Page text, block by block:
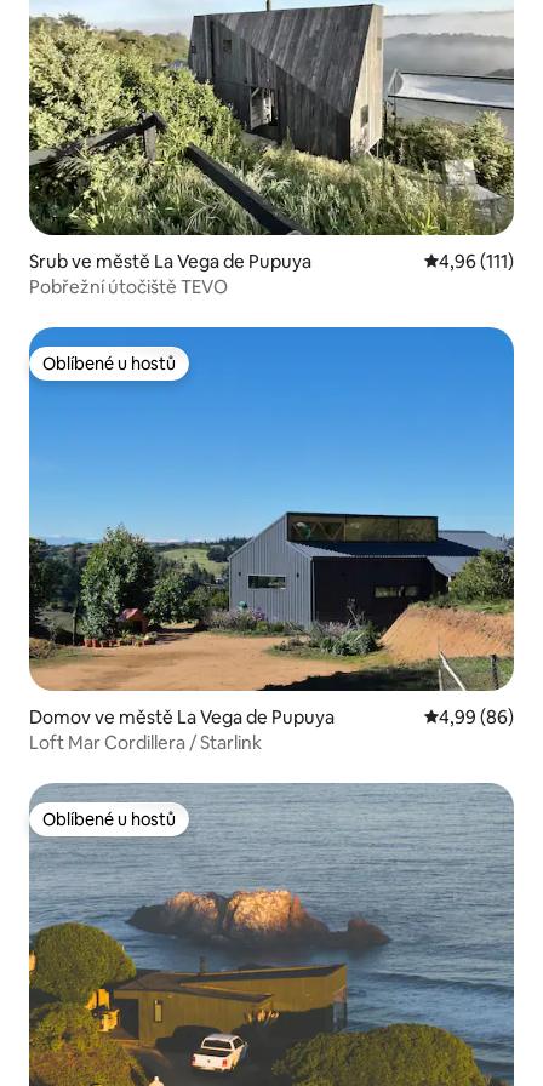
Srub ve městě La Vega de Pupuya Průměrné
4,96 (111)
Pobřežní útočiště TEVO
Oblíbené u hostů
Oblíbené u hostů
Domov ve městě La Vega de Pupuya Průměrné
4,99 (86)
Loft Mar Cordillera / Starlink
Oblíbené u hostů
Oblíbené u hostů